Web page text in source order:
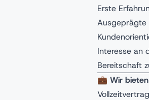
Erste
Ausgeprägte
Interesse an
Bereitschaft
💼 Wir bieten